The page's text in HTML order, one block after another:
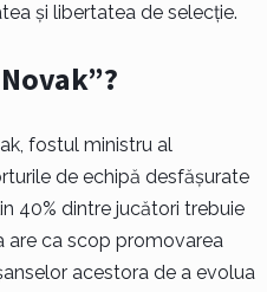
și libertatea de selecție.
fostul ministru al
de echipă desfășurate
40% dintre jucători trebuie
are ca scop promovarea
acestora de a evolua